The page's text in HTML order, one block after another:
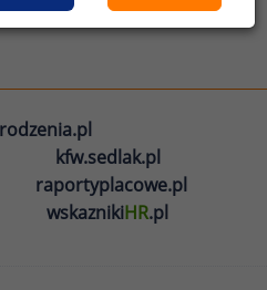
kfw.sedlak.pl
raportyplacowe.pl
wskaznikiHR.pl